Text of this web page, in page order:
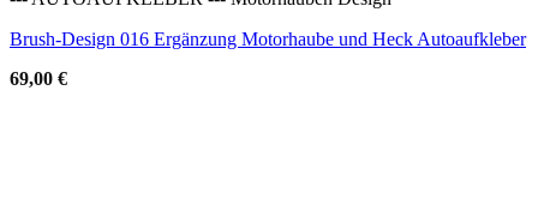
Brush-Design 016 Ergänzung Motorhaube und Heck Autoaufkleber
69,00 €